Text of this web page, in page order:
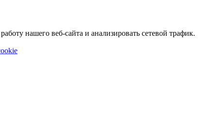
нашего веб-сайта и анализировать сетевой трафик.